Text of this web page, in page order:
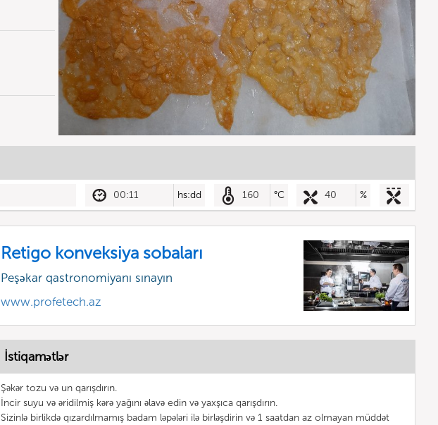
00:11 hs:dd 160 °C 40 %
Retigo konveksiya sobaları
Peşəkar qastronomiyanı sınayın
www.profetech.az
İstiqamətlər
Şəkər tozu və un qarışdırın.
İncir suyu və əridilmiş kərə yağını əlavə edin və yaxşıca qarışdırın.
Sizinlə birlikdə qızardılmamış badam ləpələri ilə birləşdirin və 1 saatdan az olmayan müddət